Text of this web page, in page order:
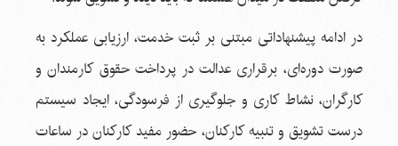
در ادامه پیشنهاداتی مبتنی بر ثبت خدمت، ارزیابی عملکرد به
صورت دوره‌ای، برقراری عدالت در پرداخت حقوق کارمندان و
کارگران، نشاط کاری و جلوگیری از فرسودگی، ایجاد سیستم
درست تشویق و تنبیه کارکنان، حضور مفید کارکنان در ساعات